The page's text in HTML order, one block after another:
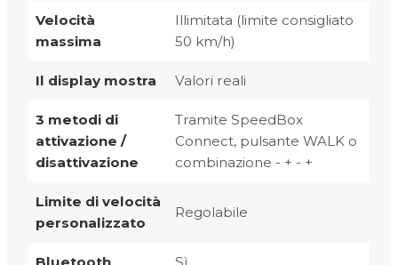
Velocità
massima
Illimitata (limite consigliato
50 km/h)
Il display mostra Valori reali
3 metodi di
attivazione /
disattivazione
Tramite SpeedBox
Connect, pulsante WALK o
combinazione - + - +
Limite di velocità
personalizzato
Regolabile